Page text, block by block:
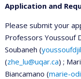
Application and
Please submit your
Professors Youssouf
Soubaneh (
(zhe_lu@uqar.ca) ;
Biancamano (marie-